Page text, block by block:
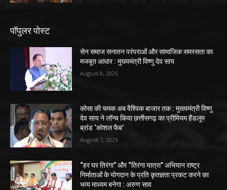
पॉपुलर पोस्ट
सेन समाज सनातन परंपराओं और सामाजिक समरसता का
मजबूत आधार : मुख्यमंत्री विष्णु देव साय
August 8, 2026
कोसा की चमक अब वैश्विक बाजार तक : मुख्यमंत्री विष्णु
देव साय ने लॉन्च किया छत्तीसगढ़ का प्रीमियम हैंडलूम
ब्रांड ‘कोशल फैब’
August 7, 2026
“हर घर तिरंगा” और “तिरंगा यात्रा” अभियान राष्ट्र
निर्माताओं के योगदान के प्रति कृतज्ञता प्रकट करने का
भव्य माध्यम बनेगा : अरुण साव